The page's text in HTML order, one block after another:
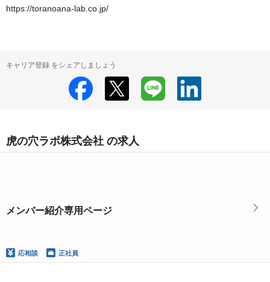
https://toranoana-lab.co.jp/
キャリア登録 をシェアしましょう
虎の穴ラボ株式会社 の求人
メンバー紹介専用ページ
応相談 正社員